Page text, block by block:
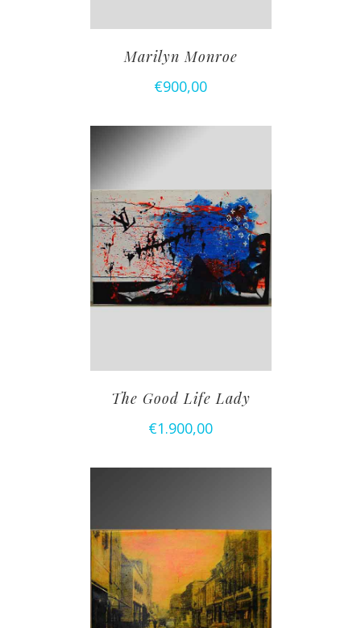
Marilyn Monroe
€900,00
TOEVOEGEN AAN
WINKELWAGEN
The Good Life Lady
€1.900,00
WINKELWAGEN